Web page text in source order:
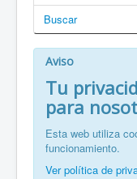
CAT: Benvingut a
GAL: Benvido a
FR: Bienvenu à
ZH: 欢迎来到萨拉
Buscar
Aviso
Tu
para
Esta web utiliza
funcionamiento.
Ver política de